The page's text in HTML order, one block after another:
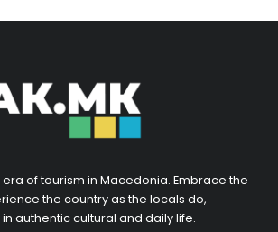
era of tourism in Macedonia. Embrace the
the country as the locals do,
authentic cultural and daily life.